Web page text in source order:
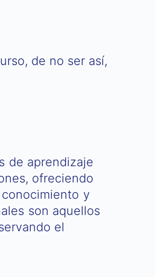
de no ser así,
de aprendizaje
ofreciendo
y
son aquellos
el